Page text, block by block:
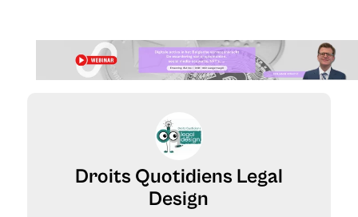
Droits Quotidiens Legal
Design